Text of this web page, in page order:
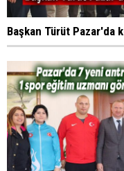
Başkan Türüt Pazar'da